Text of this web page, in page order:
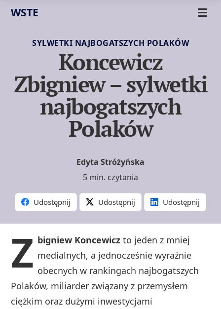
WSTE
SYLWETKI NAJBOGATSZYCH POLAKÓW
Koncewicz
Zbigniew – sylwetki
najbogatszych
Polaków
Edyta Stróżyńska
5 min. czytania
Udostępnij Udostępnij Udostępnij
Z bigniew Koncewicz to jeden z mniej
medialnych, a jednocześnie wyraźnie
obecnych w rankingach najbogatszych
Polaków, miliarder związany z przemysłem
ciężkim oraz dużymi inwestycjami